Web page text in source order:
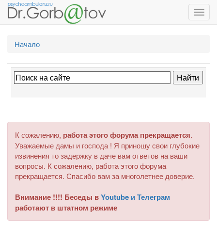
Начало
К сожалению, работа этого форума прекращается.
Уважаемые дамы и господа ! Я приношу свои глубокие
извинения то задержку в даче вам ответов на ваши
вопросы. К сожалению, работа этого форума
прекращается. Спасибо вам за многолетнее доверие.
Внимание !!!! Беседы вYoutube и Телеграм
работают в штатном режиме